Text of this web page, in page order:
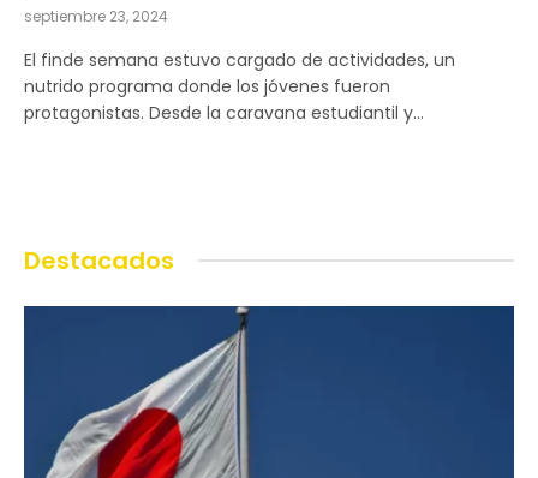
septiembre 23, 2024
El finde semana estuvo cargado de actividades, un
nutrido programa donde los jóvenes fueron
protagonistas. Desde la caravana estudiantil y…
Destacados